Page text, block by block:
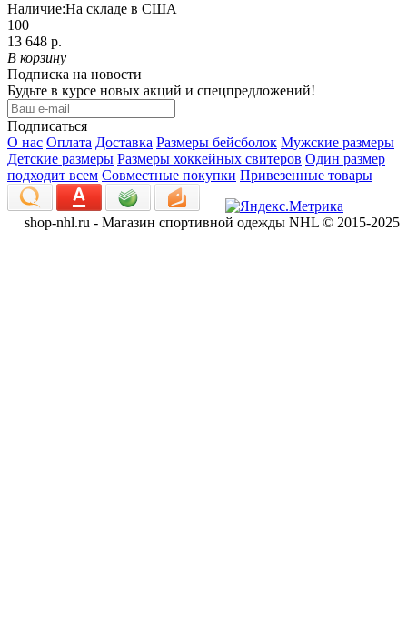
Наличие:На складе в США
100
13 648 р.
В корзину
Подписка на новости
Будьте в курсе новых акций и спецпредложений!
Подписаться
О нас Оплата Доставка Размеры бейсболок Мужские размеры
Детские размеры Размеры хоккейных свитеров Один размер
подходит всем Совместные покупки Привезенные товары
shop-nhl.ru - Магазин спортивной одежды NHL © 2015-2025